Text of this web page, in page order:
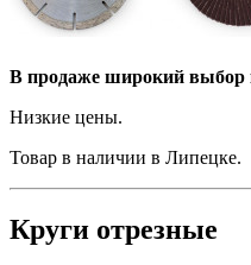
В продаже широкий выбор
Низкие цены.
Товар в наличии в Липецке.
Круги отрезные